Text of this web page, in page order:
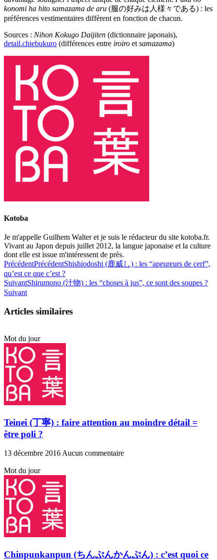
konomi ha hito samazama de aru (服の好みは人様々である) : les
préférences vestimentaires diffèrent en fonction de chacun.
Sources : Nihon Kokugo Daijiten (dictionnaire japonais),
detail.chiebukuro (différences entre iroiro etsamazama)
Kotoba
Je m'appelle Guilhem Walter et je suis le rédacteur du site kotoba.fr.
Vivant au Japon depuis juillet 2012, la langue japonaise et la culture
dont elle est issue m'intéressent de près.
PrécédentPrécédentShishiodoshi (鹿威し) : les “apeureurs de cerf”,
qu’est ce que c’est ?
SuivantShirumono (汁物) : les “choses à jus”, ce sont des soupes ?
Suivant
Articles similaires
Mot du jour
Teinei (丁寧) : faire attention au moindre détail =
être poli ?
13 décembre 2016 Aucun commentaire
Mot du jour
Chinpunkanpun (ちんぷんかんぷん) : c’est quoi ce